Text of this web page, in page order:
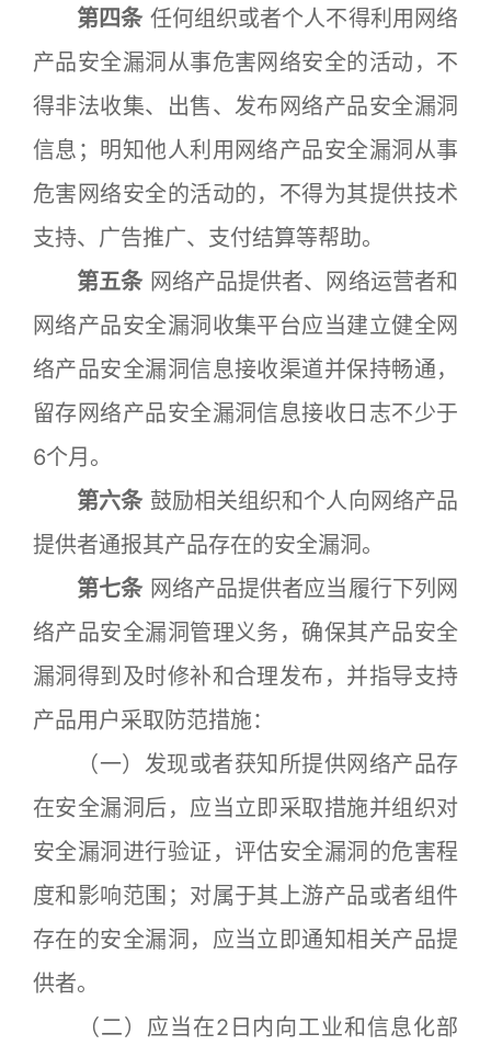
第四条 任何组织或者个人不得利用网络
产品安全漏洞从事危害网络安全的活动，不
得非法收集、出售、发布网络产品安全漏洞
信息；明知他人利用网络产品安全漏洞从事
危害网络安全的活动的，不得为其提供技术
支持、广告推广、支付结算等帮助。
第五条 网络产品提供者、网络运营者和
网络产品安全漏洞收集平台应当建立健全网
络产品安全漏洞信息接收渠道并保持畅通，
留存网络产品安全漏洞信息接收日志不少于
6个月。
第六条 鼓励相关组织和个人向网络产品
提供者通报其产品存在的安全漏洞。
第七条 网络产品提供者应当履行下列网
络产品安全漏洞管理义务，确保其产品安全
漏洞得到及时修补和合理发布，并指导支持
产品用户采取防范措施：
（一）发现或者获知所提供网络产品存
在安全漏洞后，应当立即采取措施并组织对
安全漏洞进行验证，评估安全漏洞的危害程
度和影响范围；对属于其上游产品或者组件
存在的安全漏洞，应当立即通知相关产品提
供者。
（二）应当在2日内向工业和信息化部